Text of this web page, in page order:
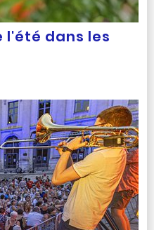
l'été dans les